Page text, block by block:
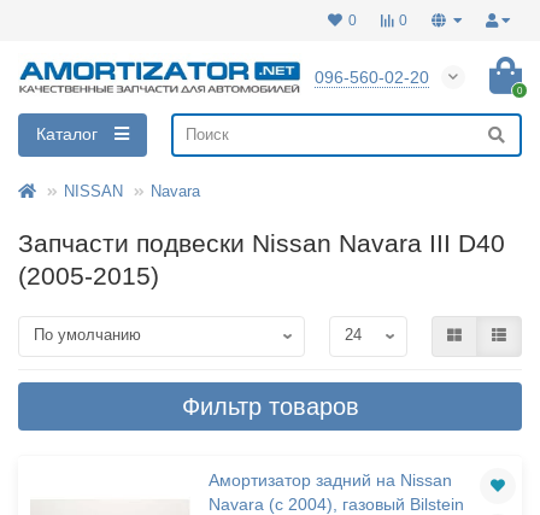
0
0
096-560-02-20
0
Каталог
NISSAN Navara
Запчасти подвески Nissan Navara III D40
(2005-2015)
Фильтр товаров
Амортизатор задний на Nissan
Navara (с 2004), газовый Bilstein